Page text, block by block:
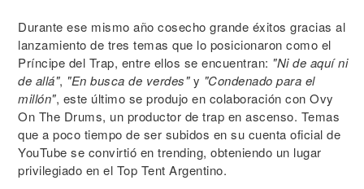
Durante ese mismo año cosecho grande éxitos gracias al
lanzamiento de tres temas que lo posicionaron como el
Príncipe del Trap, entre ellos se encuentran: "Ni de aquí ni
de allá", "En busca de verdes"y "Condenado para el
millón", este último se produjo en colaboración con Ovy
On The Drums, un productor de trap en ascenso. Temas
que a poco tiempo de ser subidos en su cuenta oficial de
YouTube se convirtió en trending, obteniendo un lugar
privilegiado en el Top Tent Argentino.